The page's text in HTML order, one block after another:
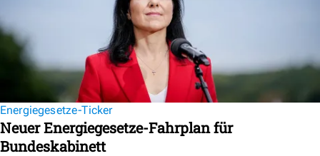
Energiegesetze-Ticker
Neuer Energiegesetze-Fahrplan für
Bundeskabinett